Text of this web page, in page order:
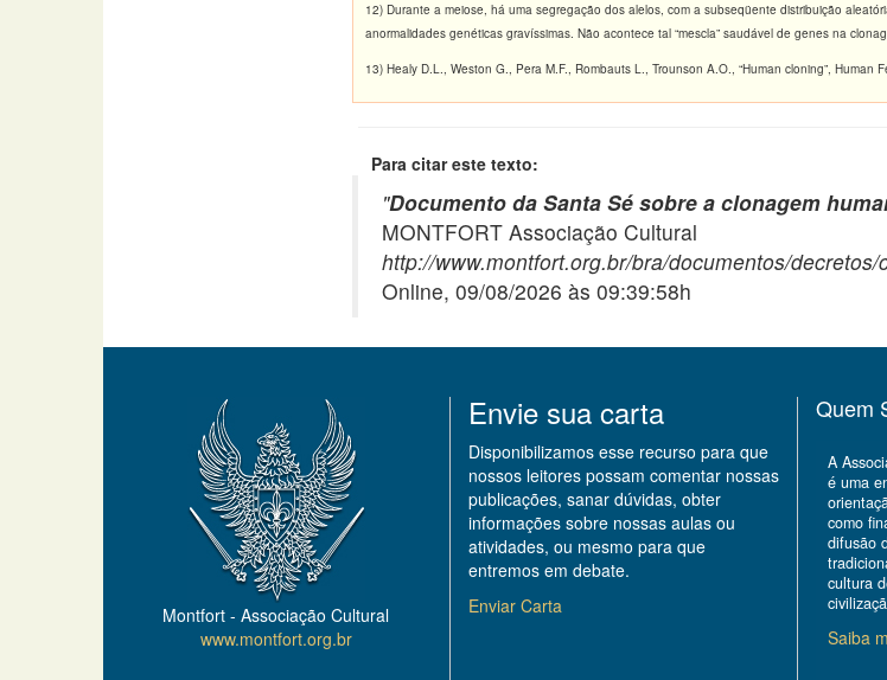
12) Durante a meiose, há uma segregação dos alelos, com a subseqüente distribuição
anormalidades genéticas gravíssimas. Não acontece tal “mescla” saudável de genes na
13) Healy D.L., Weston G., Pera M.F., Rombauts L., Trounson A.O., “Human cloning”, Human
Para citar este texto:
"Documento da Santa Sé sobre a clonagem
MONTFORT Associação Cultural
http://www.montfort.org.br/bra/documentos/decretos/
Online, 09/08/2026 às 09:39:58h
Montfort - Associação Cultural
www.montfort.org.br
Envie sua carta
Disponibilizamos esse recurso para que
nossos leitores possam comentar nossas
publicações, sanar dúvidas, obter
informações sobre nossas aulas ou
atividades, ou mesmo para que
entremos em debate.
Enviar Carta
Quem
A
é uma
como
difusão
cultura
Saiba